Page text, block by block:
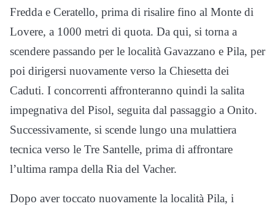
Fredda e Ceratello, prima di risalire fino al Monte di
Lovere, a 1000 metri di quota. Da qui, si torna a
scendere passando per le località Gavazzano e Pila, per
poi dirigersi nuovamente verso la Chiesetta dei
Caduti. I concorrenti affronteranno quindi la salita
impegnativa del Pisol, seguita dal passaggio a Onito.
Successivamente, si scende lungo una mulattiera
tecnica verso le Tre Santelle, prima di affrontare
l’ultima rampa della Ria del Vacher.
Dopo aver toccato nuovamente la località Pila, i